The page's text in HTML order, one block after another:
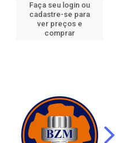
Faça seu login ou
cadastre-se para
ver preços e
comprar